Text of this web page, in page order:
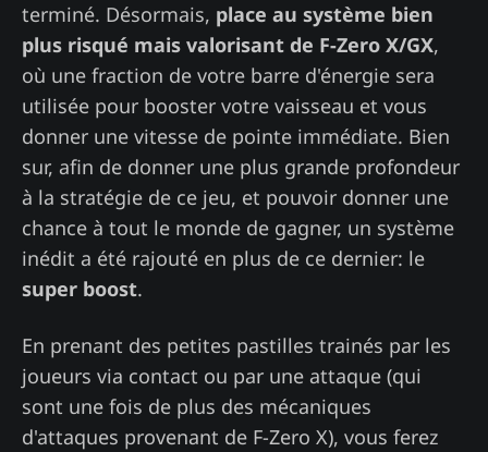
terminé. Désormais, place au système bien
plus risqué mais valorisant de F-Zero X/GX,
où une fraction de votre barre d'énergie sera
utilisée pour booster votre vaisseau et vous
donner une vitesse de pointe immédiate. Bien
sur, afin de donner une plus grande profondeur
à la stratégie de ce jeu, et pouvoir donner une
chance à tout le monde de gagner, un système
inédit a été rajouté en plus de ce dernier: le
super boost.
En prenant des petites pastilles trainés par les
joueurs via contact ou par une attaque (qui
sont une fois de plus des mécaniques
d'attaques provenant de F-Zero X), vous ferez